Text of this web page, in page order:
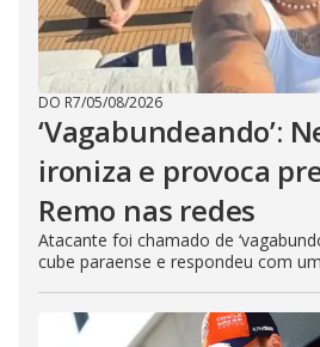
e
o
DO R7/05/08/2026
‘Vagabundeando’:
ironiza e provoca
Remo nas redes
Atacante foi chamado de
cube paraense e respondeu com